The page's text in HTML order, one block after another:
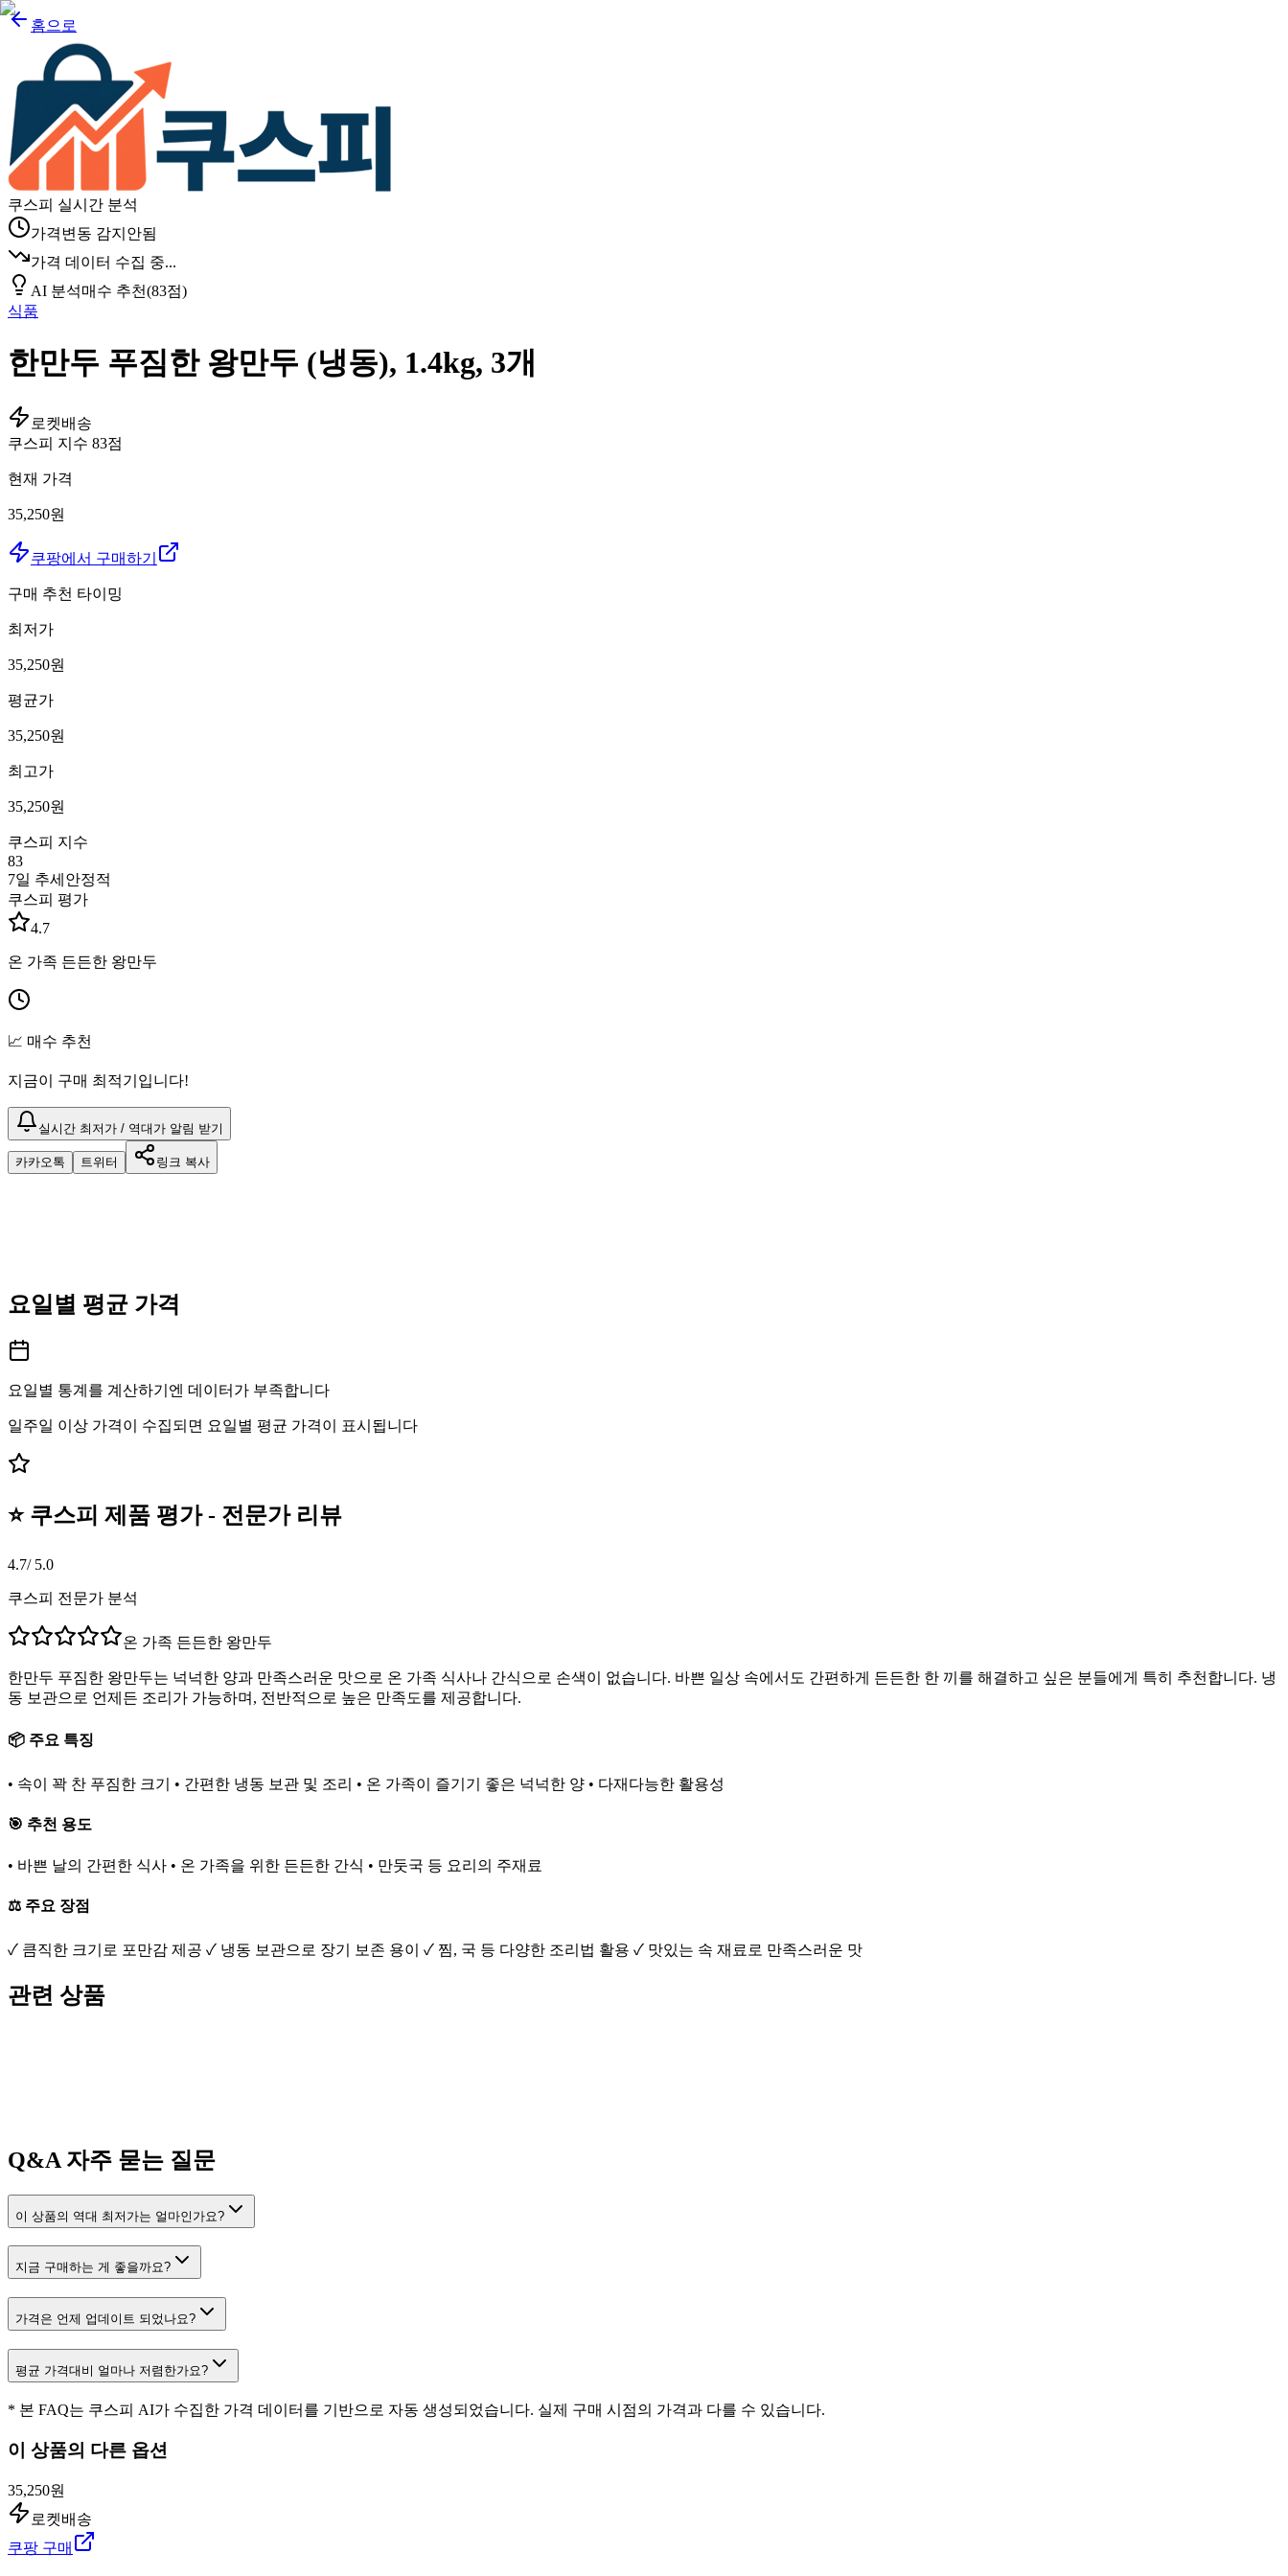
홈으로
쿠스피 실시간 분석
가격변동 감지안됨
가격 데이터 수집 중...
AI 분석매수 추천(83점)
식품
한만두 푸짐한 왕만두 (냉동), 1.4kg, 3개
로켓배송
쿠스피 지수 83점
현재 가격
35,250원
쿠팡에서 구매하기
구매 추천 타이밍
최저가
35,250원
평균가
35,250원
최고가
35,250원
쿠스피 지수
83
7일 추세 안정적
쿠스피 평가
4.7
온 가족 든든한 왕만두
📈 매수 추천
지금이 구매 최적기입니다!
실시간 최저가 / 역대가 알림 받기
카카오톡 트위터 링크 복사
요일별 평균 가격
요일별 통계를 계산하기엔 데이터가 부족합니다
일주일 이상 가격이 수집되면 요일별 평균 가격이 표시됩니다
⭐ 쿠스피 제품 평가 - 전문가 리뷰
4.7/ 5.0
쿠스피 전문가 분석
온 가족 든든한 왕만두
한만두 푸짐한 왕만두는 넉넉한 양과 만족스러운 맛으로 온 가족 식사나 간식으로 손색이 없습니다. 바쁜 일상 속에서도 간편하게 든든한 한 끼를 해결하고 싶은 분들에게 특히 추천합니다. 냉
동 보관으로 언제든 조리가 가능하며, 전반적으로 높은 만족도를 제공합니다.
📦 주요 특징
• 속이 꽉 찬 푸짐한 크기 • 간편한 냉동 보관 및 조리 • 온 가족이 즐기기 좋은 넉넉한 양 • 다재다능한 활용성
🎯 추천 용도
• 바쁜 날의 간편한 식사 • 온 가족을 위한 든든한 간식 • 만둣국 등 요리의 주재료
⚖️ 주요 장점
✓ 큼직한 크기로 포만감 제공 ✓ 냉동 보관으로 장기 보존 용이 ✓ 찜, 국 등 다양한 조리법 활용 ✓ 맛있는 속 재료로 만족스러운 맛
관련 상품
Q&A 자주 묻는 질문
이 상품의 역대 최저가는 얼마인가요?
지금 구매하는 게 좋을까요?
가격은 언제 업데이트 되었나요?
평균 가격대비 얼마나 저렴한가요?
* 본 FAQ는 쿠스피 AI가 수집한 가격 데이터를 기반으로 자동 생성되었습니다. 실제 구매 시점의 가격과 다를 수 있습니다.
이 상품의 다른 옵션
35,250원
로켓배송
쿠팡 구매